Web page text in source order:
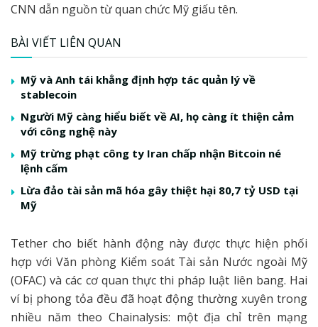
CNN dẫn nguồn từ quan chức Mỹ giấu tên.
BÀI VIẾT LIÊN QUAN
Mỹ và Anh tái khẳng định hợp tác quản lý về
stablecoin
Người Mỹ càng hiểu biết về AI, họ càng ít thiện cảm
với công nghệ này
Mỹ trừng phạt công ty Iran chấp nhận Bitcoin né
lệnh cấm
Lừa đảo tài sản mã hóa gây thiệt hại 80,7 tỷ USD tại
Mỹ
Tether cho biết hành động này được thực hiện phối
hợp với Văn phòng Kiểm soát Tài sản Nước ngoài Mỹ
(OFAC) và các cơ quan thực thi pháp luật liên bang. Hai
ví bị phong tỏa đều đã hoạt động thường xuyên trong
nhiều năm theo Chainalysis: một địa chỉ trên mạng